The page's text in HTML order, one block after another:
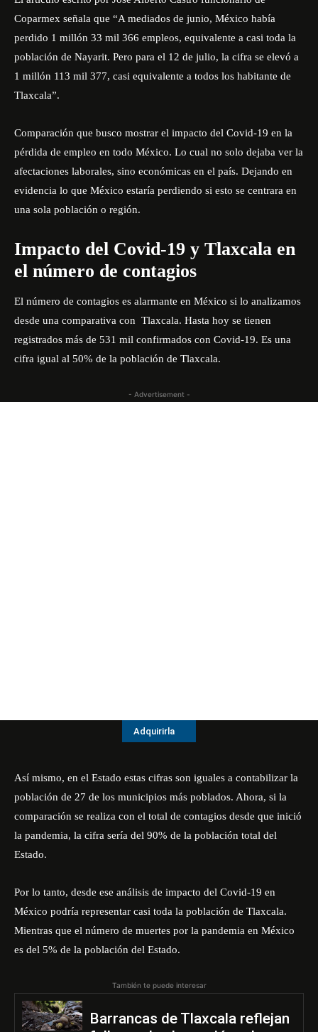
Coparmex señala que “A mediados de junio, México había
perdido 1 millón 33 mil 366 empleos, equivalente a casi toda la
población de Nayarit. Pero para el 12 de julio, la cifra se elevó a
1 millón 113 mil 377, casi equivalente a todos los habitante de
Tlaxcala”.
Comparación que busco mostrar el impacto del Covid-19 en la
pérdida de empleo en todo México. Lo cual no solo dejaba ver la
afectaciones laborales, sino económicas en el país. Dejando en
evidencia lo que México estaría perdiendo si esto se centrara en
una sola población o región.
Impacto del Covid-19 y Tlaxcala en
el número de contagios
El número de contagios es alarmante en México si lo analizamos
desde una comparativa con Tlaxcala. Hasta hoy se tienen
registrados más de 531 mil confirmados con Covid-19. Es una
cifra igual al 50% de la población de Tlaxcala.
- Advertisement -
Adquirirla
Así mismo, en el Estado estas cifras son iguales a contabilizar la
población de 27 de los municipios más poblados. Ahora, si la
comparación se realiza con el total de contagios desde que inició
la pandemia, la cifra sería del 90% de la población total del
Estado.
Por lo tanto, desde ese análisis de impacto del Covid-19 en
México podría representar casi toda la población de Tlaxcala.
Mientras que el número de muertes por la pandemia en México
es del 5% de la población del Estado.
También te puede interesar
Barrancas de Tlaxcala reflejan